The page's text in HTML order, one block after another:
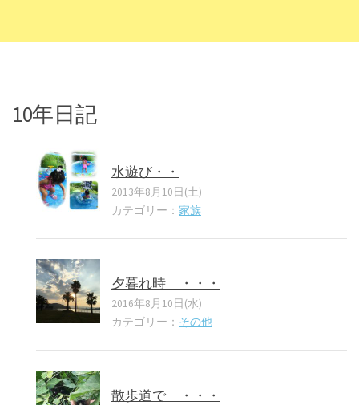
10年日記
水遊び・・
2013年8月10日(土)
カテゴリー： 家族
夕暮れ時 ・・・
2016年8月10日(水)
カテゴリー： その他
散歩道で ・・・